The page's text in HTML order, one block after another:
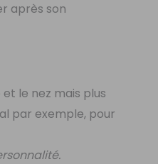
après son
le nez mais plus
par exemple, pour